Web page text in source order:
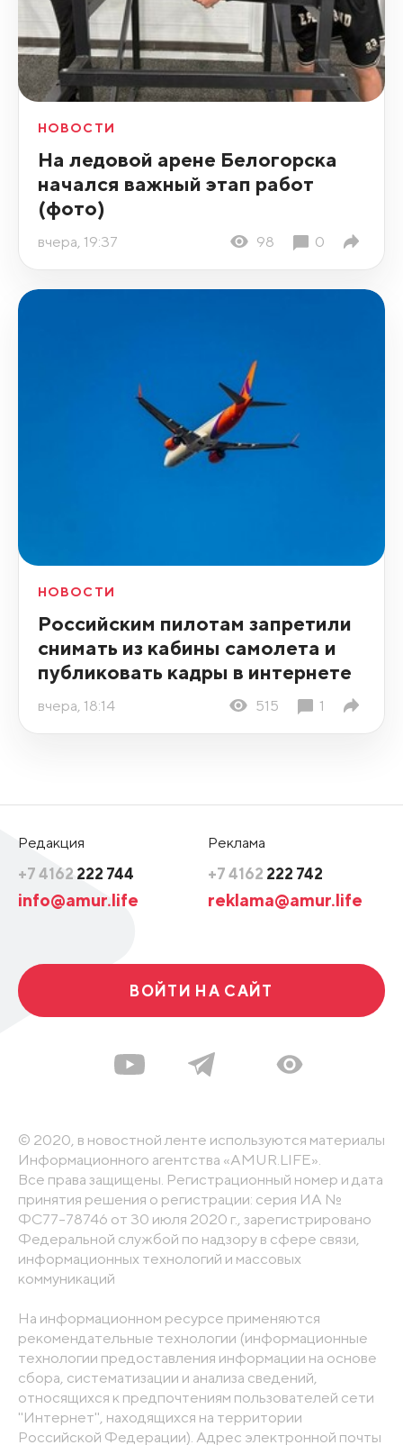
НОВОСТИ
На ледовой арене Белогорска
начался важный этап работ
(фото)
вчера, 19:37 98 0
НОВОСТИ
Российским пилотам запретили
снимать из кабины самолета и
публиковать кадры в интернете
вчера, 18:14 515 1
Редакция
+7 4162 222 744
info@amur.life
Реклама
+7 4162 222 742
reklama@amur.life
ВОЙТИ НА САЙТ
© 2020, в новостной ленте используются материалы
Информационного агентства «AMUR.LIFE».
Все права защищены. Регистрационный номер и дата
принятия решения о регистрации: серия ИА №
ФС77-78746 от 30 июля 2020 г., зарегистрировано
Федеральной службой по надзору в сфере связи,
информационных технологий и массовых
коммуникаций
На информационном ресурсе применяются
рекомендательные технологии (информационные
технологии предоставления информации на основе
сбора, систематизации и анализа сведений,
относящихся к предпочтениям пользователей сети
"Интернет", находящихся на территории
Российской Федерации). Адрес электронной почты